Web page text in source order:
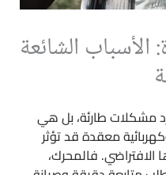
الشائعة
مشكلات طارئة، بل هي
معقدة قد تؤثر
الافتراضي. فالمحرك،